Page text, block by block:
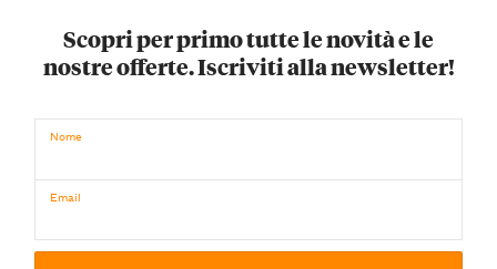
Scopri per primo tutte le novità e le
nostre offerte. Iscriviti alla newsletter!
Nome
Email